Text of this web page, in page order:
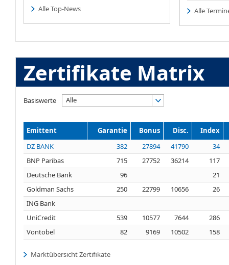
Alle Top-News
Alle
Zertifikate Matrix
Basiswerte Alle
Emittent Garantie Bonus Disc.
Index
DZ BANK
382 27894 41790
34
BNP Paribas
715 27752 36214
117
Deutsche Bank
96
21
Goldman Sachs
250 22799 10656
26
ING Bank
UniCredit
539 10577 7644
286
Vontobel
82 9169 10502 158
Marktübersicht Zertifikate